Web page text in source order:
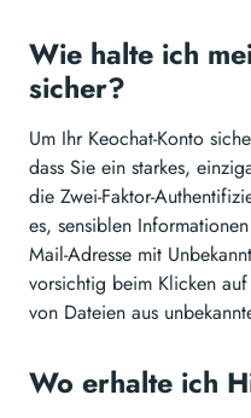
Wie halte ich
sicher?
Um Ihr Keochat-Konto
dass Sie ein starkes,
die Zwei-Faktor-
es, sensiblen
Mail-Adresse mit
vorsichtig beim Klicken
von Dateien aus
Wo erhalte ich